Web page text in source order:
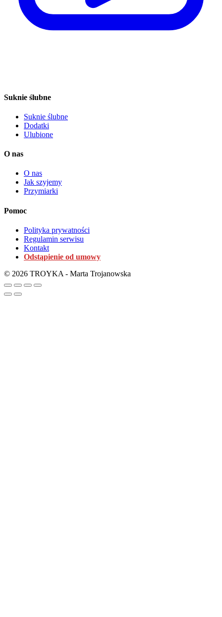
Suknie ślubne
Suknie ślubne
Dodatki
Ulubione
O nas
O nas
Jak szyjemy
Przymiarki
Pomoc
Polityka prywatności
Regulamin serwisu
Kontakt
Odstąpienie od umowy
© 2026 TROYKA - Marta Trojanowska